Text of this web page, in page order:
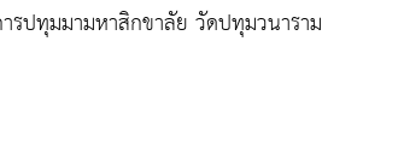
รปทุมมามหาสิกขาลัย วัดปทุมวนาราม